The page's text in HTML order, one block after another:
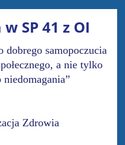
SP 41 z OI
dobrego samopoczucia
a nie tylko
Zdrowia